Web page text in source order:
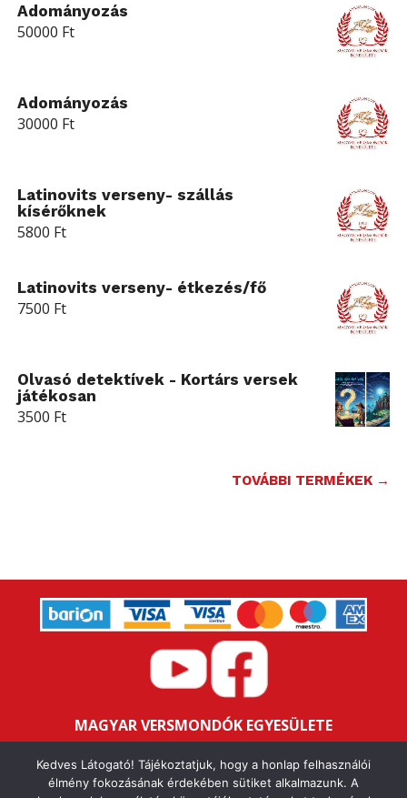
Adományozás
50000 Ft
Adományozás
30000 Ft
Latinovits verseny- szállás
kísérőknek
5800 Ft
Latinovits verseny- étkezés/fő
7500 Ft
Olvasó detektívek - Kortárs versek
játékosan
3500 Ft
TOVÁBBI TERMÉKEK →
MAGYAR VERSMONDÓK EGYESÜLETE
Bankszámlaszám: 16200106-11646259
Adószám: 18047352-1-43
Kedves Látogató! Tájékoztatjuk, hogy a honlap felhasználói
élmény fokozásának érdekében sütiket alkalmazunk. A